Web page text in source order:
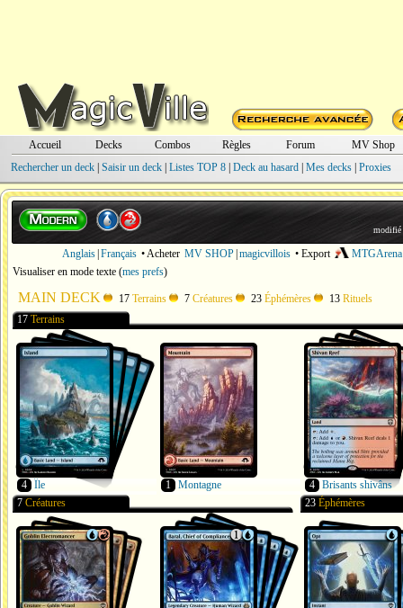
Accueil Decks Combos Règles Forum
MV Shop
Rechercher un deck| Saisir un deck| Listes TOP 8| Deck au hasard| Mes decks| Proxies
Anglais Français • Acheter MV SHOP magicvillois • Export
MTGArena
Visualiser en mode texte (mes prefs)
MAIN DECK 17 Terrains 7 Créatures 23 Éphémères 13 Rituels
17 Terrains
4 Île 1 Montagne 4 Brisants shivâns
7 Créatures 23 Éphémères